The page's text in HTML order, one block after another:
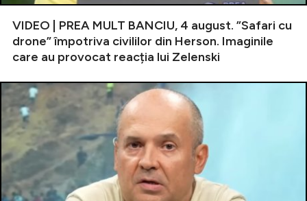
VIDEO | PREA MULT BANCIU, 4 august. ”Safari cu
drone” împotriva civililor din Herson. Imaginile
care au provocat reacția lui Zelenski